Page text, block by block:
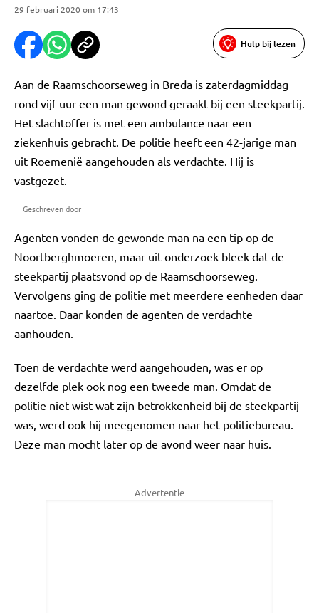
29 februari 2020 om 17:43
Hulp bij lezen
Aan de Raamschoorseweg in Breda is zaterdagmiddag
rond vijf uur een man gewond geraakt bij een steekpartij.
Het slachtoffer is met een ambulance naar een
ziekenhuis gebracht. De politie heeft een 42-jarige man
uit Roemenië aangehouden als verdachte. Hij is
vastgezet.
Geschreven door
Agenten vonden de gewonde man na een tip op de
Noortberghmoeren, maar uit onderzoek bleek dat de
steekpartij plaatsvond op de Raamschoorseweg.
Vervolgens ging de politie met meerdere eenheden daar
naartoe. Daar konden de agenten de verdachte
aanhouden.
Toen de verdachte werd aangehouden, was er op
dezelfde plek ook nog een tweede man. Omdat de
politie niet wist wat zijn betrokkenheid bij de steekpartij
was, werd ook hij meegenomen naar het politiebureau.
Deze man mocht later op de avond weer naar huis.
Advertentie